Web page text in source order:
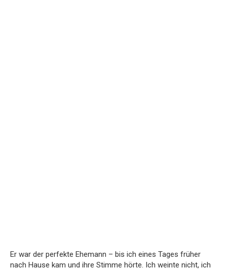
Er war der perfekte Ehemann – bis ich eines Tages früher
nach Hause kam und ihre Stimme hörte. Ich weinte nicht, ich